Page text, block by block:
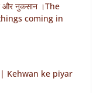
और नुकसान ।The
coming in
| Kehwan ke piyar